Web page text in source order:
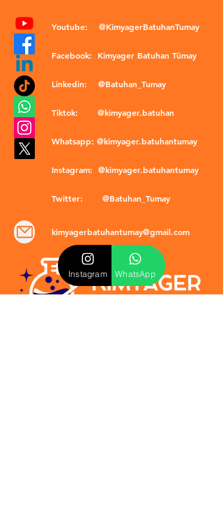
Youtube: @KimyagerBatuhanTumay
Facebook: Kimyager Batuhan Tümay
Linkedin: @Batuhan_Tumay
Tiktok: @kimyager.batuhan
Whatsapp: @kimyager.batuhantumay
Instagram: @kimyager.batuhantumay
Twitter: @Batuhan_Tumay
kimyagerbatuhantumay@gmail.com
Instagram WhatsApp